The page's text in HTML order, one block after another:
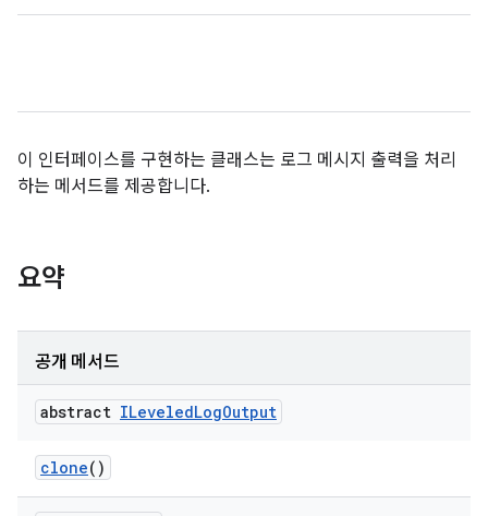
이 인터페이스를 구현하는 클래스는 로그 메시지 출력을 처리
하는 메서드를 제공합니다.
요약
공개 메서드
abstract ILeveledLogOutput
clone()